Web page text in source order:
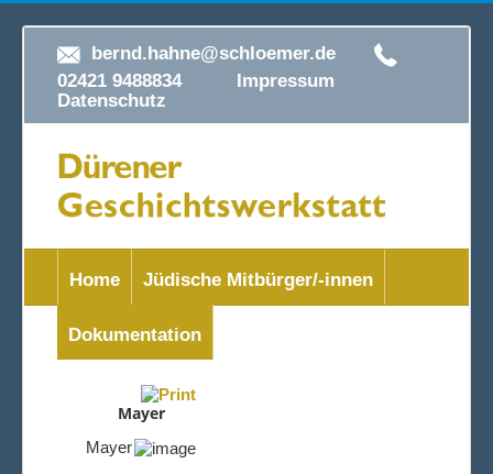
bernd.hahne@schloemer.de
02421 9488834 Impressum
Datenschutz
Home Jüdische Mitbürger/-innen
Dokumentation
Mayer
Mayer